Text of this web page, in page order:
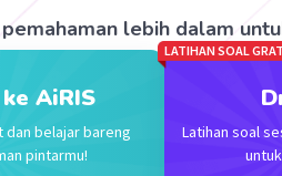
dari
62/24 dan 10/4 KPK dari
lebih dalam
AiRIS
dan belajar bareng
pintarmu!
LATIHAN SOAL
Latihan soal